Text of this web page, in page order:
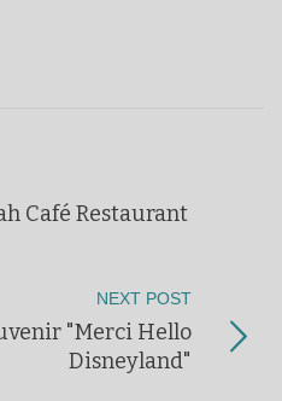
Café Restaurant
NEXT POST
"Merci Hello
Disneyland"